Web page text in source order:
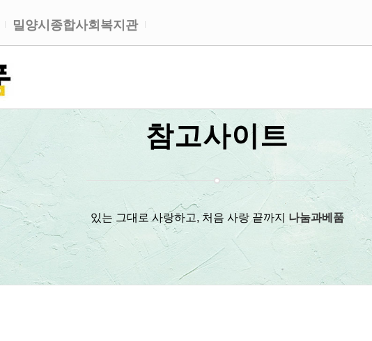
밀양시종합사회복지관
참고사이트
있는 그대로 사랑하고, 처음 사랑 끝까지 나눔과베품